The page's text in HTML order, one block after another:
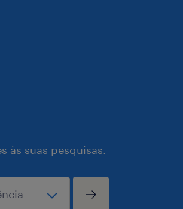
às suas pesquisas.